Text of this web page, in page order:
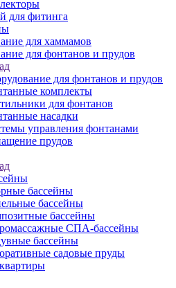
для фитинга
для хаммамов
для фонтанов и прудов
для фонтанов и прудов
комплекты
для фонтанов
насадки
управления фонтанами
прудов
бассейны
бассейны
бассейны
СПА-бассейны
бассейны
садовые пруды